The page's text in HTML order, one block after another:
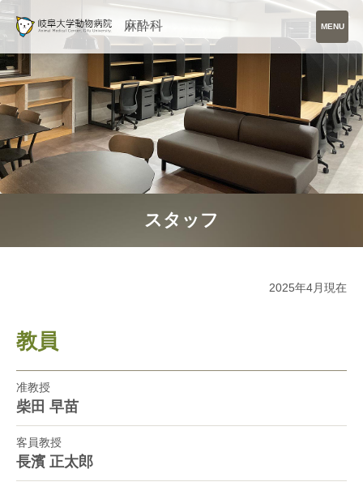
麻酔科 MENU
スタッフ
2025年4月現在
教員
准教授
柴田 早苗
客員教授
長濱 正太郎